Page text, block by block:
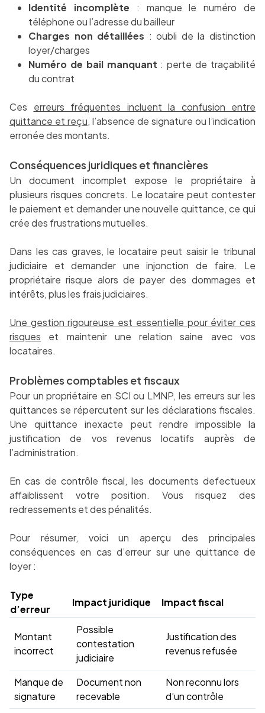
Identité incomplète : manque le numéro de
téléphone ou l’adresse du bailleur
Charges non détaillées : oubli de la distinction
loyer/charges
Numéro de bail manquant : perte de traçabilité
du contrat
Ces erreurs fréquentes incluent la confusion entre
quittance et reçu, l’absence de signature ou l’indication
erronée des montants.
Conséquences juridiques et financières
Un document incomplet expose le propriétaire à
plusieurs risques concrets. Le locataire peut contester
le paiement et demander une nouvelle quittance, ce qui
crée des frustrations mutuelles.
Dans les cas graves, le locataire peut saisir le tribunal
judiciaire et demander une injonction de faire. Le
propriétaire risque alors de payer des dommages et
intérêts, plus les frais judiciaires.
Une gestion rigoureuse est essentielle pour éviter ces
risques et maintenir une relation saine avec vos
locataires.
Problèmes comptables et fiscaux
Pour un propriétaire en SCI ou LMNP, les erreurs sur les
quittances se répercutent sur les déclarations fiscales.
Une quittance inexacte peut rendre impossible la
justification de vos revenus locatifs auprès de
l’administration.
En cas de contrôle fiscal, les documents defectueux
affaiblissent votre position. Vous risquez des
redressements et des pénalités.
Pour résumer, voici un aperçu des principales
conséquences en cas d’erreur sur une quittance de
loyer :
Type
d’erreur
Impact juridique Impact fiscal
Montant
incorrect
Possible
contestation
judiciaire
Justification des
revenus refusée
Manque de
signature
Document non
recevable
Non reconnu lors
d’un contrôle